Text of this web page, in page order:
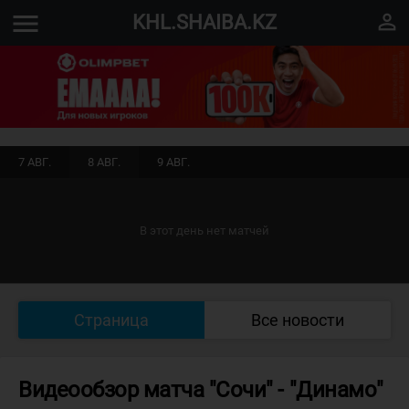
menu KHL.SHAIBA.KZ perm_identity
7 АВГ. 8 АВГ. 9 АВГ.
В этот день нет матчей
Страница Все новости
Видеообзор матча "Сочи" - "Динамо"